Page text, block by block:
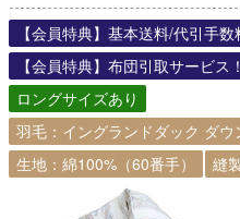
【会員特典】基本送料/代引手
【会員特典】布団引取サービス
ロングサイズあり
羽毛：イングランドダック ダ
生地：綿100%（60番手）
縫